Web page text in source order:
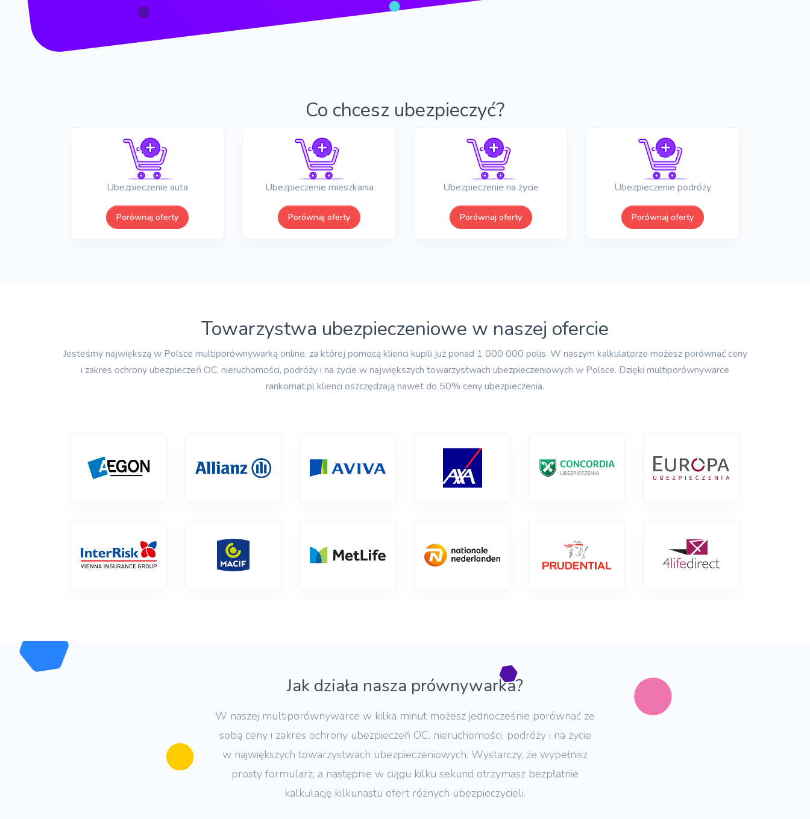
Co chcesz ubezpieczyć?
Ubezpieczenie auta
Porównaj oferty
Ubezpieczenie mieszkania
Porównaj oferty
Ubezpieczenie na życie
Porównaj oferty
Ubezpieczenie podróży
Porównaj oferty
Towarzystwa ubezpieczeniowe w naszej ofercie
Jesteśmy największą w Polsce multiporównywarką online, za której pomocą klienci kupili już ponad 1 000 000 polis. W naszym kalkulatorze możesz porównać ceny
i zakres ochrony ubezpieczeń OC, nieruchomości, podróży i na życie w największych towarzystwach ubezpieczeniowych w Polsce. Dzięki multiporównywarce
rankomat.pl klienci oszczędzają nawet do 50% ceny ubezpieczenia.
Jak działa nasza prównywarka?
W naszej multiporównywarce w kilka minut możesz jednocześnie porównać ze
sobą ceny i zakres ochrony ubezpieczeń OC, nieruchomości, podróży i na życie
w największych towarzystwach ubezpieczeniowych. Wystarczy, że wypełnisz
prosty formularz, a następnie w ciągu kilku sekund otrzymasz bezpłatnie
kalkulację kilkunastu ofert różnych ubezpieczycieli.